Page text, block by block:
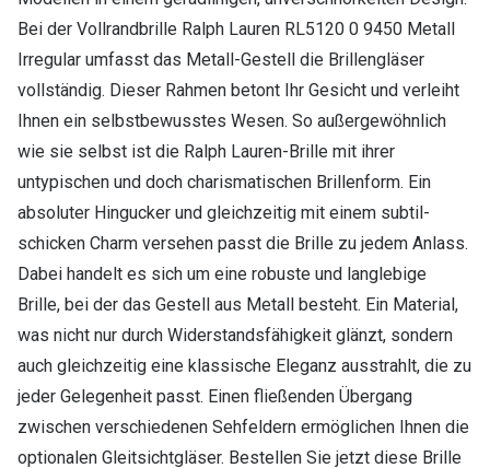
Bei der Vollrandbrille Ralph Lauren RL5120 0 9450 Metall
Irregular umfasst das Metall-Gestell die Brillengläser
vollständig. Dieser Rahmen betont Ihr Gesicht und verleiht
Ihnen ein selbstbewusstes Wesen. So außergewöhnlich
wie sie selbst ist die Ralph Lauren-Brille mit ihrer
untypischen und doch charismatischen Brillenform. Ein
absoluter Hingucker und gleichzeitig mit einem subtil-
schicken Charm versehen passt die Brille zu jedem Anlass.
Dabei handelt es sich um eine robuste und langlebige
Brille, bei der das Gestell aus Metall besteht. Ein Material,
was nicht nur durch Widerstandsfähigkeit glänzt, sondern
auch gleichzeitig eine klassische Eleganz ausstrahlt, die zu
jeder Gelegenheit passt. Einen fließenden Übergang
zwischen verschiedenen Sehfeldern ermöglichen Ihnen die
optionalen Gleitsichtgläser. Bestellen Sie jetzt diese Brille